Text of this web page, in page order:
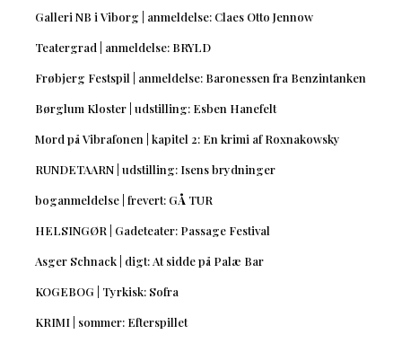
Galleri NB i Viborg | anmeldelse: Claes Otto Jennow
Teatergrad | anmeldelse: BRYLD
Frøbjerg Festspil | anmeldelse: Baronessen fra Benzintanken
Børglum Kloster | udstilling: Esben Hanefelt
Mord på Vibrafonen | kapitel 2: En krimi af Roxnakowsky
RUNDETAARN | udstilling: Isens brydninger
boganmeldelse | frevert: GÅ TUR
HELSINGØR | Gadeteater: Passage Festival
Asger Schnack | digt: At sidde på Palæ Bar
KOGEBOG | Tyrkisk: Sofra
KRIMI | sommer: Efterspillet